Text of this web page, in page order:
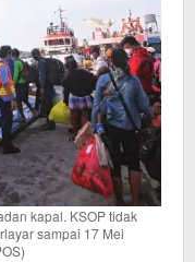
kapal. KSOP tidak
sampai 17 Mei